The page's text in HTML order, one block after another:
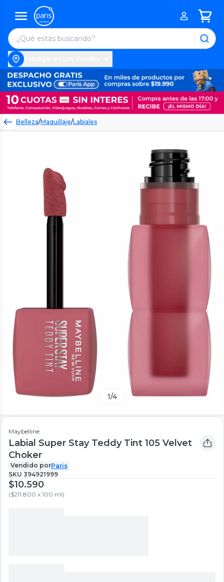
Belleza/Maquillaje/Labiales
1/4
Maybelline
Labial Super Stay Teddy Tint 105 Velvet
Choker
Vendido porParis
SKU 394921999
$10.590
($211.800 x 100 ml)